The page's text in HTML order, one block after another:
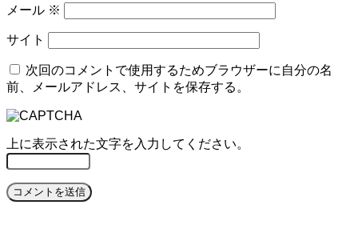
メール ※
サイト
次回のコメントで使用するためブラウザーに自分の名
前、メールアドレス、サイトを保存する。
上に表示された文字を入力してください。